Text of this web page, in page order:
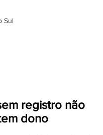
Sul
registro não
dono